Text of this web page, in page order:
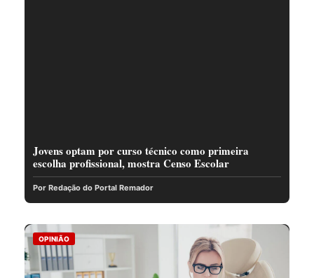
Jovens optam por curso técnico como primeira
escolha profissional, mostra Censo Escolar
Por Redação do Portal Remador
OPINIÃO